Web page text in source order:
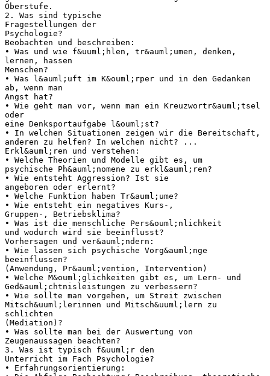
Oberstufe.
2. Was sind typische
Fragestellungen der
Psychologie?
Beobachten und beschreiben:
• Was und wie f&uuml;hlen, tr&auml;umen, denken,
lernen, hassen
Menschen?
• Was l&auml;uft im K&ouml;rper und in den Gedanken
ab, wenn man
Angst hat?
• Wie geht man vor, wenn man ein Kreuzwortr&auml;tsel
oder
eine Denksportaufgabe l&ouml;st?
• In welchen Situationen zeigen wir die Bereitschaft,
anderen zu helfen? In welchen nicht? ...
Erkl&auml;ren und verstehen:
• Welche Theorien und Modelle gibt es, um
psychische Ph&auml;nomene zu erkl&auml;ren?
• Wie entsteht Aggression? Ist sie
angeboren oder erlernt?
• Welche Funktion haben Tr&auml;ume?
• Wie entsteht ein negatives Kurs-,
Gruppen-, Betriebsklima?
• Was ist die menschliche Pers&ouml;nlichkeit
und wodurch wird sie beeinflusst?
Vorhersagen und ver&auml;ndern:
• Wie lassen sich psychische Vorg&auml;nge
beeinflussen?
(Anwendung, Pr&auml;vention, Intervention)
• Welche M&ouml;glichkeiten gibt es, um Lern- und
Ged&auml;chtnisleistungen zu verbessern?
• Wie sollte man vorgehen, um Streit zwischen
Mitsch&uuml;lerinnen und Mitsch&uuml;lern zu
schlichten
(Mediation)?
• Was sollte man bei der Auswertung von
Zeugenaussagen beachten?
3. Was ist typisch f&uuml;r den
Unterricht im Fach Psychologie?
• Erfahrungsorientierung: